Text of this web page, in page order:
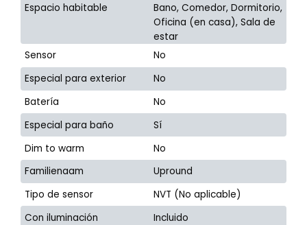
Espacio habitable
Bano, Comedor, Dormitorio,
Oficina (en casa), Sala de
estar
Sensor
No
Especial para exterior
No
Batería
No
Especial para baño
Sí
Dim to warm
No
Familienaam
Upround
Tipo de sensor
NVT (No aplicable)
Con iluminación
Incluido